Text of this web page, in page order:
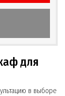
для
в выборе